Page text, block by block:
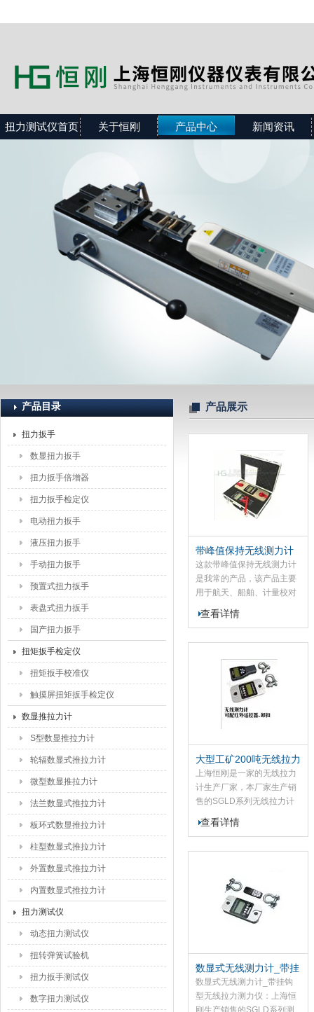
扭力测试仪首页 关于恒刚 产品中心 新闻资讯
产品目录
扭力扳手
数显扭力扳手
扭力扳手倍增器
扭力扳手检定仪
电动扭力扳手
液压扭力扳手
手动扭力扳手
预置式扭力扳手
表盘式扭力扳手
国产扭力扳手
扭矩扳手检定仪
扭矩扳手校准仪
触摸屏扭矩扳手检定仪
数显推拉力计
S型数显推拉力计
轮辐数显式推拉力计
微型数显推拉力计
法兰数显式推拉力计
板环式数显推拉力计
柱型数显式推拉力计
外置数显式推拉力计
内置数显式推拉力计
扭力测试仪
动态扭力测试仪
扭转弹簧试验机
扭力扳手测试仪
数字扭力测试仪
产品展示
带峰值保持无线测力计
这款带峰值保持无线测力计
是我常的产品，该产品主要
用于航天、船舶、计量校对
所测产品精度和稳定性有高
要求时使用。该机采用配有
并带有打印及控制功能，
180仪表含有多种通讯接
口，RS232及USB接口，可
与计算机通讯。
查看详情
大型工矿200吨无线拉力
计
上海恒刚是一家的无线拉力
计生产厂家，本厂家生产销
售的SGLD系列无线拉力计
主要用于航天、船舶、计量
校对所测产品精度和稳定性
口，可与计算机通讯，操作
简便，可通过180仪表无线
双向通讯实现标定，置零，
查看详情
数显式无线测力计_带挂
钩型无线拉力测力仪
数显式无线测力计_带挂钩
型无线拉力测力仪：上海恒
刚生产销售的SGLD系列测